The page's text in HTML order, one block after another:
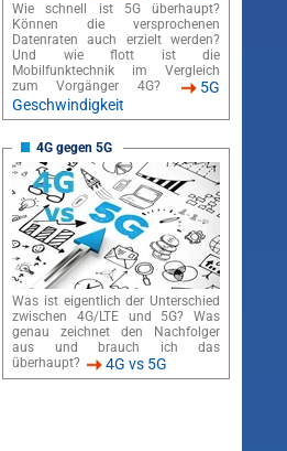
Wie schnell ist 5G überhaupt?
Können die versprochenen
Datenraten auch erzielt werden?
Und wie flott ist die
Mobilfunktechnik im Vergleich
zum Vorgänger 4G?
5G
Geschwindigkeit
4G gegen 5G
Was ist eigentlich der Unterschied
zwischen 4G/LTE und 5G? Was
genau zeichnet den Nachfolger
aus und brauch ich das
überhaupt?
4G vs 5G